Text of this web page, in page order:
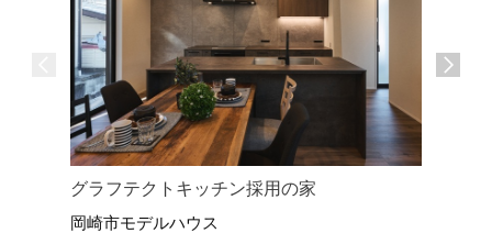
グラフテクトキッチン採用の家
岡崎市モデルハウス